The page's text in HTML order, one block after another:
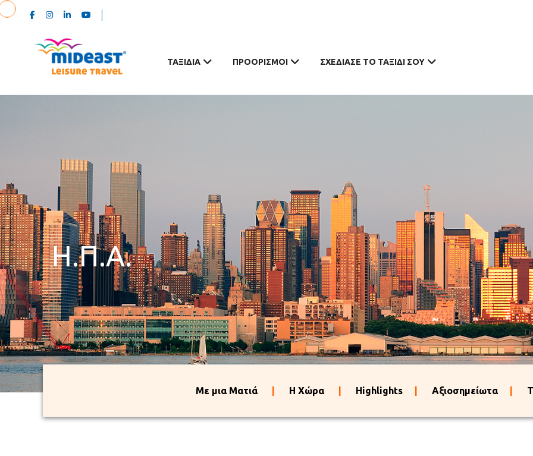
ΤΑΞΊΔΙΑ ΠΡΟΟΡΙΣΜΟΊ ΣΧΕΔΊΑΣΕ ΤΟ ΤΑΞΊΔΙ ΣΟΥ
Η.Π.Α.
Με μια Ματιά Η Χώρα Highlights Αξιοσημείωτα